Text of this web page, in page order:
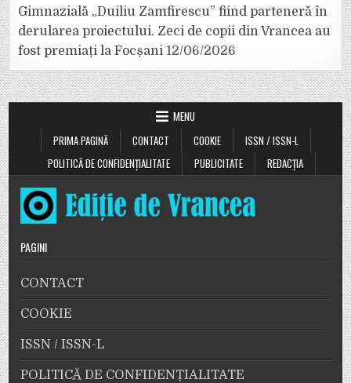
Gimnazială „Duiliu Zamfirescu” fiind parteneră în
derularea proiectului. Zeci de copii din Vrancea au
fost premiați la Focșani 12/06/2026
MENU
PRIMA PAGINĂ
CONTACT COOKIE
ISSN / ISSN-L
POLITICĂ DE CONFIDENȚIALITATE
PUBLICITATE REDACȚIA
PAGINI
CONTACT
COOKIE
ISSN / ISSN-L
POLITICĂ DE CONFIDENȚIALITATE